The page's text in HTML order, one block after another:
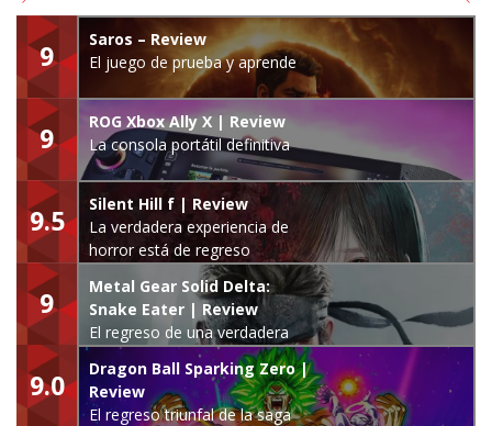
9
Saros – Review
El juego de prueba y aprende
9
ROG Xbox Ally X | Review
La consola portátil definitiva
9.5
Silent Hill f | Review
La verdadera experiencia de
horror está de regreso
9
Metal Gear Solid Delta:
Snake Eater | Review
El regreso de una verdadera
leyenda
9.0
Dragon Ball Sparking Zero |
Review
El regreso triunfal de la saga